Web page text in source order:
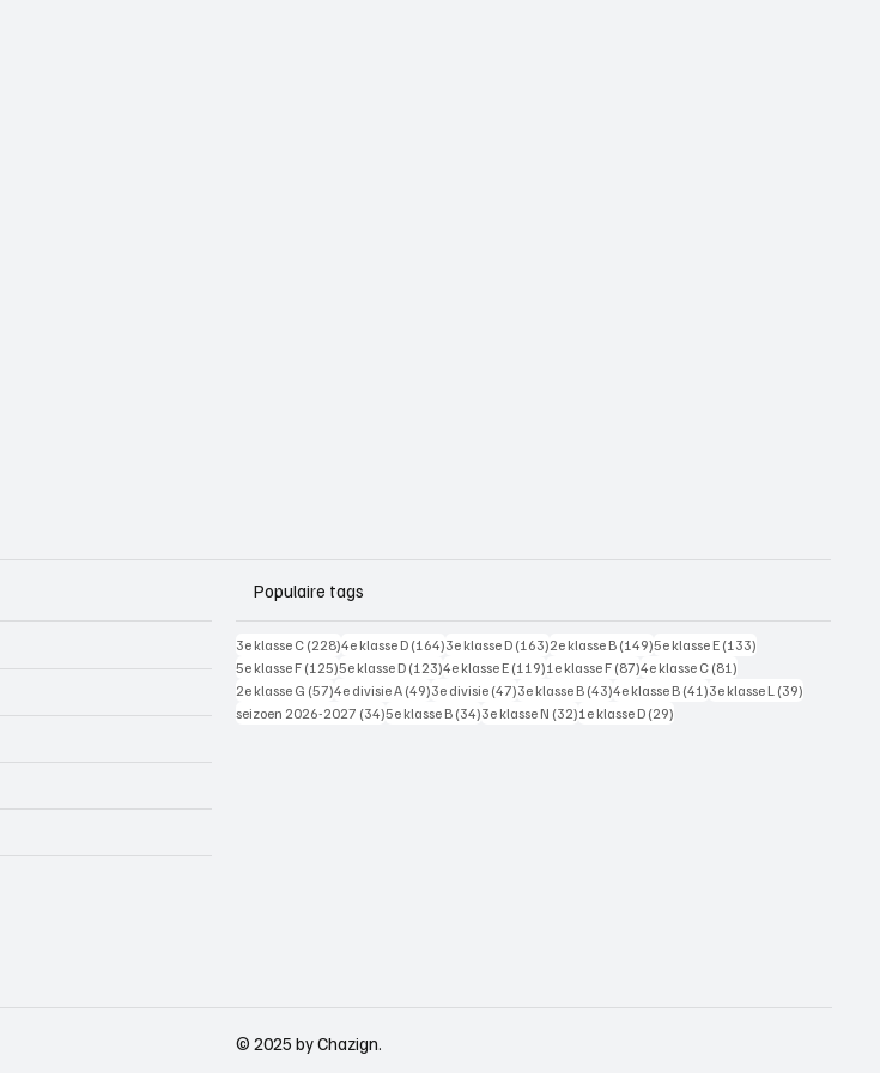
Populaire tags
3e klasse C (228)228 posts
4e klasse D (164)164 posts
3e klasse D (163)163 posts
2e klasse B (149)149 posts
5e klasse E (133)
5e klasse F (125)125 posts
5e klasse D (123)123 posts
4e klasse E (119)119 posts
1e klasse F (87)87 posts
4e klasse C (81)
2e klasse G (57)57 posts
4e divisie A (49)49 posts
3e divisie (47)47 posts
3e klasse B (43)43 posts
4e klasse B (41)41 posts
3e klasse L (39)
seizoen 2026-2027 (34)34 posts
5e klasse B (34)34 posts
3e klasse N (32)32 posts
1e klasse D (29)
© 2025 by Chazign.